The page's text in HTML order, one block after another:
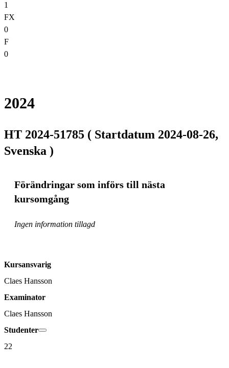
1
FX
0
F
0
2024
HT 2024-51785 ( Startdatum 2024-08-26,
Svenska )
Förändringar som införs till nästa
kursomgång
Ingen information tillagd
Kursansvarig
Claes Hansson
Examinator
Claes Hansson
Studenter
22